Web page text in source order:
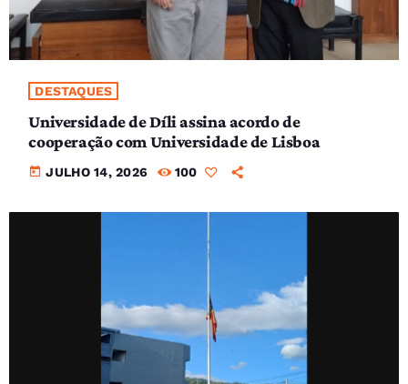
DESTAQUES
Universidade de Díli assina acordo de
cooperação com Universidade de Lisboa
today JULHO 14, 2026 100